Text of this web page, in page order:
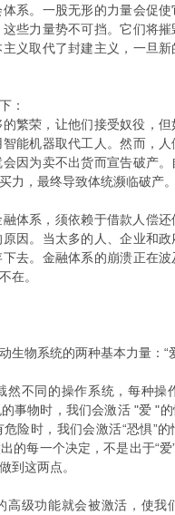
系。一股无形的力量会促
些力量势不可挡。它们将
义取代了封建主义，一旦
：
荣，让他们接受奴役，但
能机器取代工人。然而，
因为卖不出货而宣告破产
力，最终导致体统濒临破产
系，须依赖于借款人偿还
因。当太多的人、企业和
去。金融体系的崩溃正在
在。
物系统的两种基本力量：“
不同的操作系统，每种操
事物时，我们会激活 "爱 "
险时，我们会激活“恐惧”
的每一个决定，不是出于“爱
到这两点。
级功能就会被激活，使我